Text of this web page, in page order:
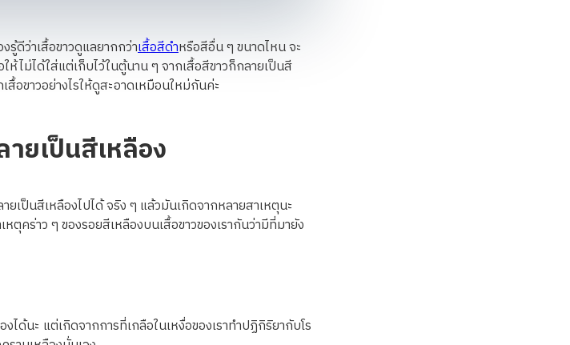
รู้ดีว่าเสื้อขาวดูแลยากกว่าเสื้อสีดำหรือสีอื่น ๆ ขนาดไหน จะ
ไม่ได้ใส่แต่เก็บไว้ในตู้นาน ๆ จากเสื้อสีขาวก็กลายเป็นสี
สื้อขาวอย่างไรให้ดูสะอาดเหมือนใหม่กันค่ะ
ายเป็นสีเหลือง
ยเป็นสีเหลืองไปได้ จริง ๆ แล้วมันเกิดจากหลายสาเหตุนะ
ตุคร่าว ๆ ของรอยสีเหลืองบนเสื้อขาวของเรากันว่ามีที่มายัง
งได้นะ แต่เกิดจากการที่เกลือในเหงื่อของเราทำปฏิกิริยากับโร